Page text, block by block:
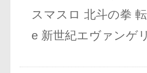
スマスロ 北斗の拳
e 新世紀エヴァンゲ